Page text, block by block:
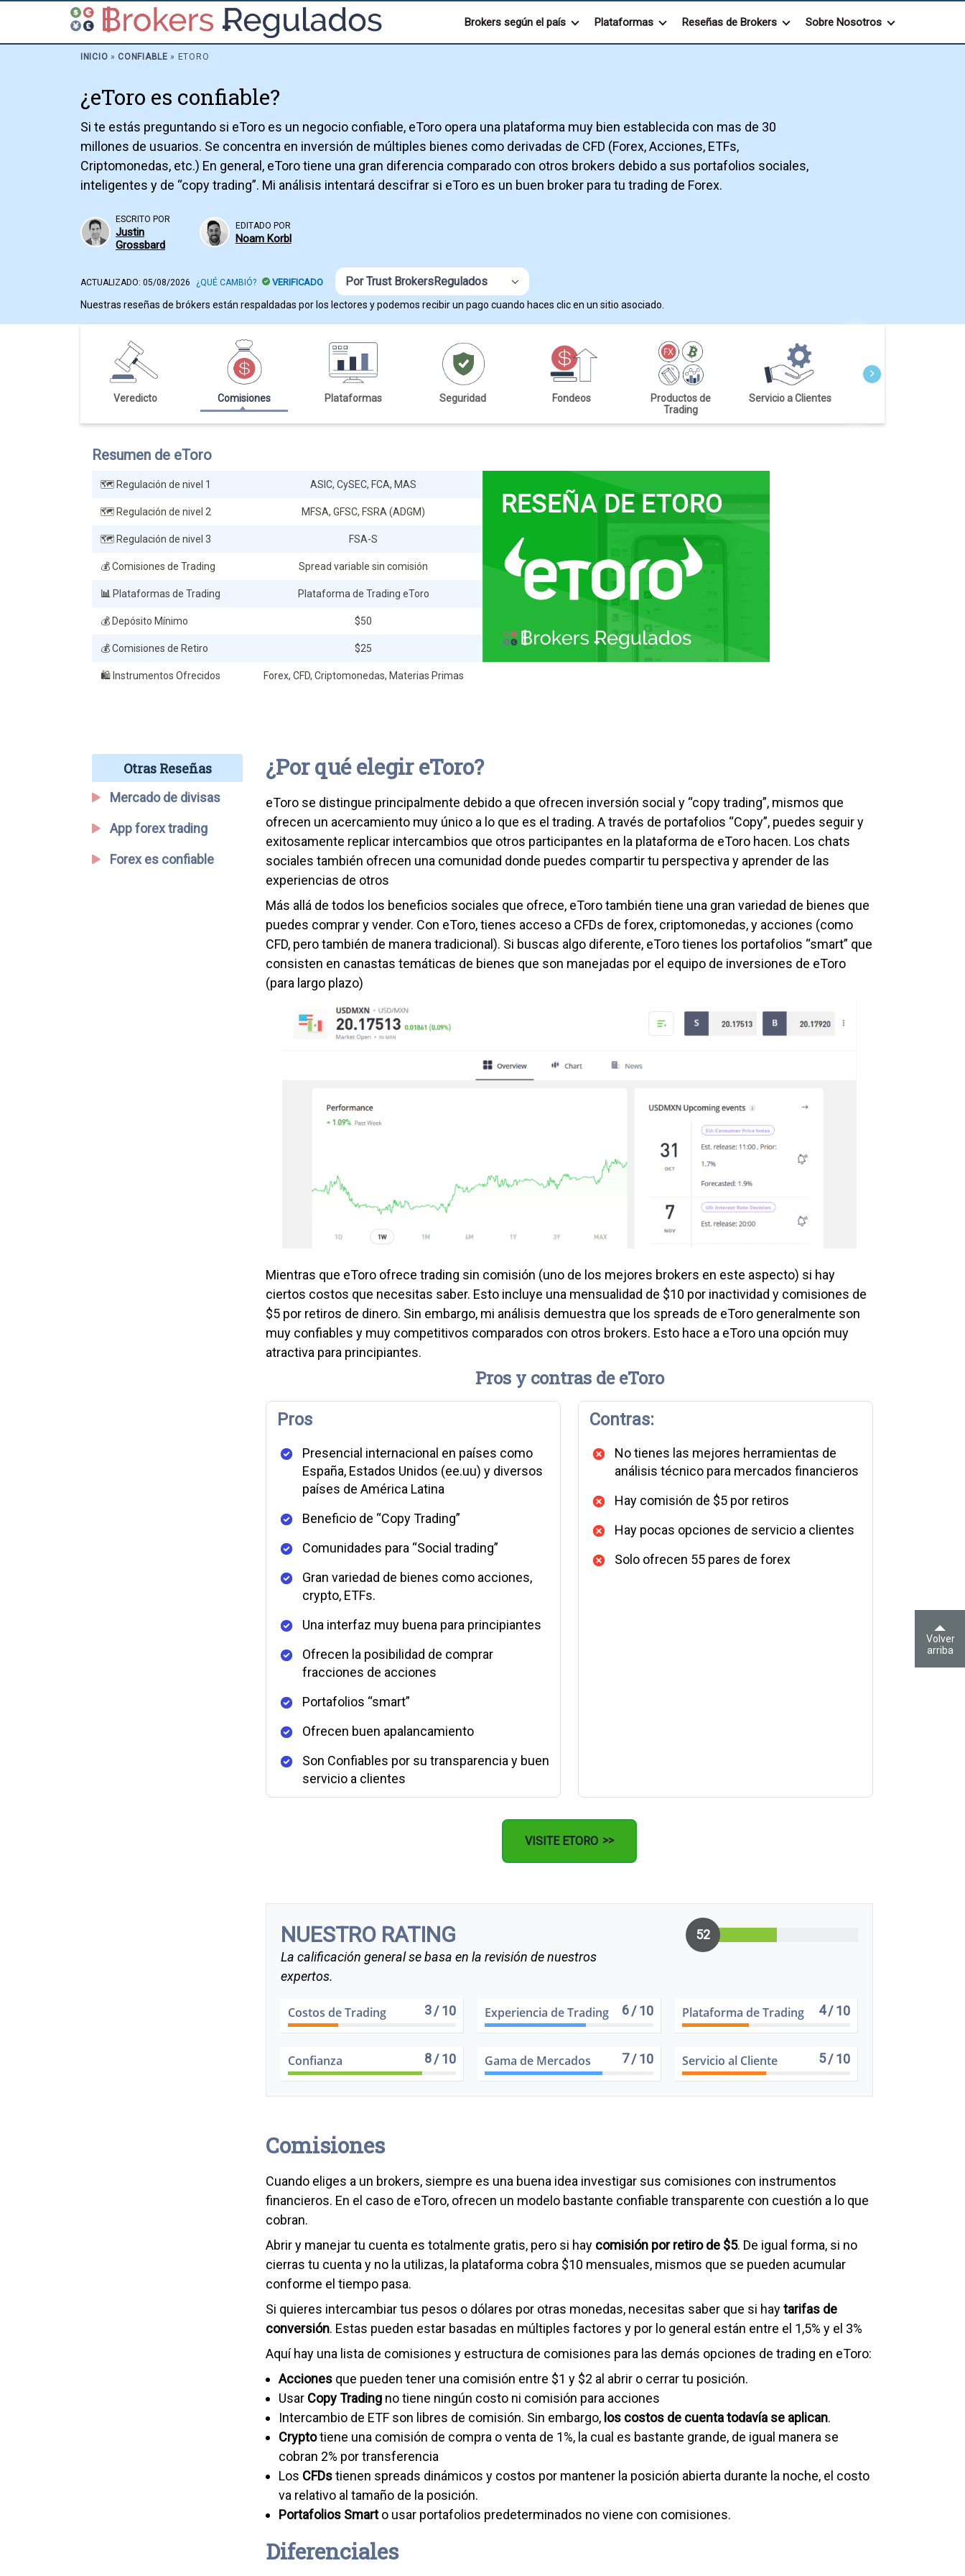
Brokers según el país Plataformas Reseñas de Brokers Sobre Nosotros
INICIO » CONFIABLE » ETORO
¿eToro es confiable?
Si te estás preguntando si eToro es un negocio confiable, eToro opera una plataforma muy bien establecida con mas de 30
millones de usuarios. Se concentra en inversión de múltiples bienes como derivadas de CFD (Forex, Acciones, ETFs,
Criptomonedas, etc.) En general, eToro tiene una gran diferencia comparado con otros brokers debido a sus portafolios sociales,
inteligentes y de “copy trading”. Mi análisis intentará descifrar si eToro es un buen broker para tu trading de Forex.
ESCRITO POR
Justin
Grossbard
EDITADO POR
Noam Korbl
ACTUALIZADO: 05/08/2026 ¿QUÉ CAMBIÓ? VERIFICADO Por Trust BrokersRegulados
Nuestras reseñas de brókers están respaldadas por los lectores y podemos recibir un pago cuando haces clic en un sitio asociado.
Veredicto Comisiones Plataformas Seguridad Fondeos
Productos de
Trading
Servicio a Clientes
Resumen de eToro
🗺️ Regulación de nivel 1 ASIC, CySEC, FCA, MAS
🗺️ Regulación de nivel 2 MFSA, GFSC, FSRA (ADGM)
🗺️ Regulación de nivel 3 FSA-S
💰 Comisiones de Trading Spread variable sin comisión
📊 Plataformas de Trading Plataforma de Trading eToro
💰 Depósito Mínimo $50
💰 Comisiones de Retiro $25
🛍️ Instrumentos Ofrecidos Forex, CFD, Criptomonedas, Materias Primas
¿Por qué elegir eToro?
eToro se distingue principalmente debido a que ofrecen inversión social y “copy trading”, mismos que
ofrecen un acercamiento muy único a lo que es el trading. A través de portafolios “Copy”, puedes seguir y
exitosamente replicar intercambios que otros participantes en la plataforma de eToro hacen. Los chats
sociales también ofrecen una comunidad donde puedes compartir tu perspectiva y aprender de las
experiencias de otros
Más allá de todos los beneficios sociales que ofrece, eToro también tiene una gran variedad de bienes que
puedes comprar y vender. Con eToro, tienes acceso a CFDs de forex, criptomonedas, y acciones (como
CFD, pero también de manera tradicional). Si buscas algo diferente, eToro tienes los portafolios “smart” que
consisten en canastas temáticas de bienes que son manejadas por el equipo de inversiones de eToro
(para largo plazo)
Mientras que eToro ofrece trading sin comisión (uno de los mejores brokers en este aspecto) si hay
ciertos costos que necesitas saber. Esto incluye una mensualidad de $10 por inactividad y comisiones de
$5 por retiros de dinero. Sin embargo, mi análisis demuestra que los spreads de eToro generalmente son
muy confiables y muy competitivos comparados con otros brokers. Esto hace a eToro una opción muy
atractiva para principiantes.
Pros y contras de eToro
Pros
Presencial internacional en países como
España, Estados Unidos (ee.uu) y diversos
países de América Latina
Beneficio de “Copy Trading”
Comunidades para “Social trading”
Gran variedad de bienes como acciones,
crypto, ETFs.
Una interfaz muy buena para principiantes
Ofrecen la posibilidad de comprar
fracciones de acciones
Portafolios “smart”
Ofrecen buen apalancamiento
Son Confiables por su transparencia y buen
servicio a clientes
Contras:
No tienes las mejores herramientas de
análisis técnico para mercados financieros
Hay comisión de $5 por retiros
Hay pocas opciones de servicio a clientes
Solo ofrecen 55 pares de forex
VISITE ETORO
NUESTRO RATING
La calificación general se basa en la revisión de nuestros
expertos.
52
Costos de Trading 3/ 10 Experiencia de Trading 6 / 10 Plataforma de Trading 4/ 10
Confianza 8/ 10 Gama de Mercados 7 / 10 Servicio al Cliente 5/ 10
Comisiones
Cuando eliges a un brokers, siempre es una buena idea investigar sus comisiones con instrumentos
financieros. En el caso de eToro, ofrecen un modelo bastante confiable transparente con cuestión a lo que
cobran.
Abrir y manejar tu cuenta es totalmente gratis, pero si hay comisión por retiro de $5. De igual forma, si no
cierras tu cuenta y no la utilizas, la plataforma cobra $10 mensuales, mismos que se pueden acumular
conforme el tiempo pasa.
Si quieres intercambiar tus pesos o dólares por otras monedas, necesitas saber que si haytarifas de
conversión. Estas pueden estar basadas en múltiples factores y por lo general están entre el 1,5% y el 3%
Aquí hay una lista de comisiones y estructura de comisiones para las demás opciones de trading en eToro:
Acciones que pueden tener una comisión entre $1 y $2 al abrir o cerrar tu posición.
Usar Copy Trading no tiene ningún costo ni comisión para acciones
Intercambio de ETF son libres de comisión. Sin embargo, los costos de cuenta todavía se aplican.
Cryptotiene una comisión de compra o venta de 1%, la cual es bastante grande, de igual manera se
cobran 2% por transferencia
Los CFDstienen spreads dinámicos y costos por mantener la posición abierta durante la noche, el costo
va relativo al tamaño de la posición.
Portafolios Smarto usar portafolios predeterminados no viene con comisiones.
Diferenciales
Otras Reseñas
Mercado de divisas
App forex trading
Forex es confiable
Volver
arriba